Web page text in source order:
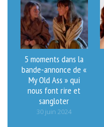
5 moments dans la
bande-annonce de «
My Old Ass » qui
nous font rire et
sangloter
30 juin 2024